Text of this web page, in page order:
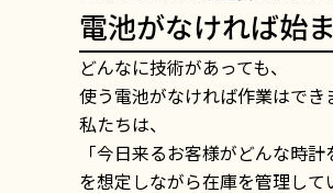
電池がなければ始
どんなに技術があっても、
使う電池がなければ作業はでき
私たちは、
「今日来るお客様がどんな時計
を想定しながら在庫を管理して